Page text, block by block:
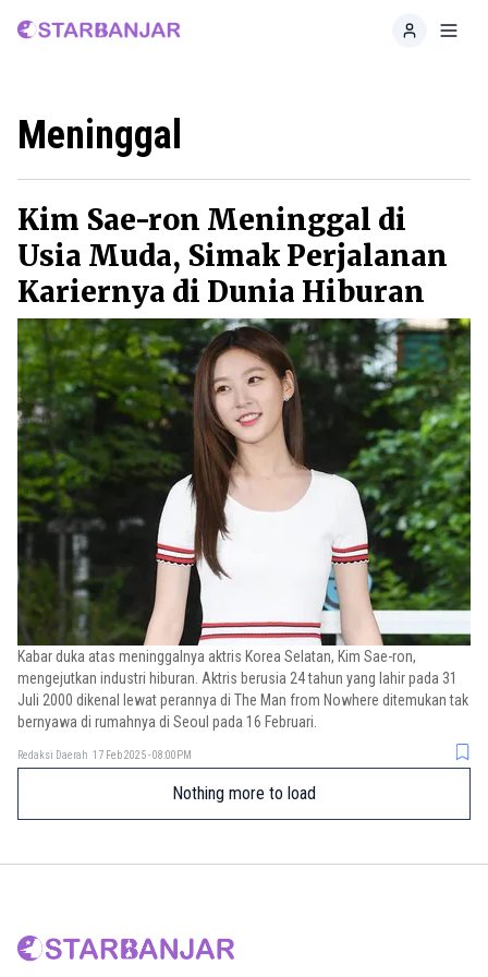
Home
Meninggal
Kim Sae-ron Meninggal di
Usia Muda, Simak Perjalanan
Kariernya di Dunia Hiburan
Kabar duka atas meninggalnya aktris Korea Selatan, Kim Sae-ron,
mengejutkan industri hiburan. Aktris berusia 24 tahun yang lahir pada 31
Juli 2000 dikenal lewat perannya di The Man from Nowhere ditemukan tak
bernyawa di rumahnya di Seoul pada 16 Februari.
Redaksi Daerah 17 Feb 2025 - 08:00PM
Nothing more to load